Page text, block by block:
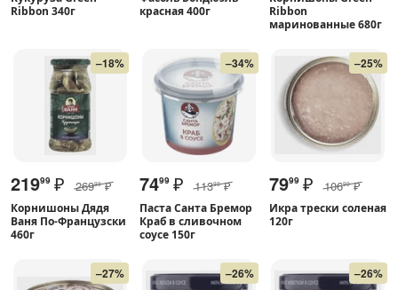
Ribbon 340г
красная 400г
Ribbon
маринованные 680г
–18%
21999 ₽ 26999 ₽
Корнишоны Дядя
Ваня По-Французски
460г
–34%
7499 ₽ 11399 ₽
Паста Санта Бремор
Краб в сливочном
соусе 150г
–25%
7999 ₽ 10699 ₽
Икра трески соленая
120г
–27% –26% –26%